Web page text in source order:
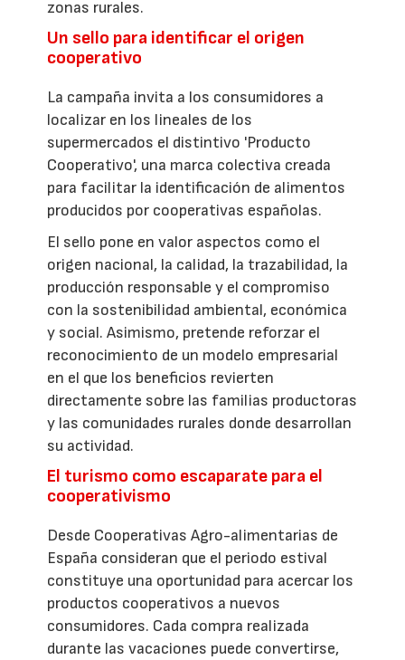
zonas rurales.
Un sello para identificar el origen
cooperativo
La campaña invita a los consumidores a
localizar en los lineales de los
supermercados el distintivo 'Producto
Cooperativo', una marca colectiva creada
para facilitar la identificación de alimentos
producidos por cooperativas españolas.
El sello pone en valor aspectos como el
origen nacional, la calidad, la trazabilidad, la
producción responsable y el compromiso
con la sostenibilidad ambiental, económica
y social. Asimismo, pretende reforzar el
reconocimiento de un modelo empresarial
en el que los beneficios revierten
directamente sobre las familias productoras
y las comunidades rurales donde desarrollan
su actividad.
El turismo como escaparate para el
cooperativismo
Desde Cooperativas Agro-alimentarias de
España consideran que el periodo estival
constituye una oportunidad para acercar los
productos cooperativos a nuevos
consumidores. Cada compra realizada
durante las vacaciones puede convertirse,